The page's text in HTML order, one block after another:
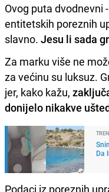
Ovog puta dvodnevni
entitetskih poreznih
slavno. Jesu li sada
Za marku više ne
za većinu su luksuz.
jer, kako kažu,
donijelo nikakve
Da
Podaci iz poreznih